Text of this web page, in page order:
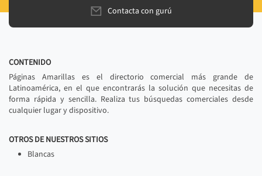
Contacta con gurú
CONTENIDO
Páginas Amarillas es el directorio comercial más grande de
Latinoamérica, en el que encontrarás la solución que necesitas de
forma rápida y sencilla. Realiza tus búsquedas comerciales desde
cualquier lugar y dispositivo.
OTROS DE NUESTROS SITIOS
Blancas